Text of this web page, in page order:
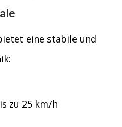
eine stabile und
zu 25 km/h